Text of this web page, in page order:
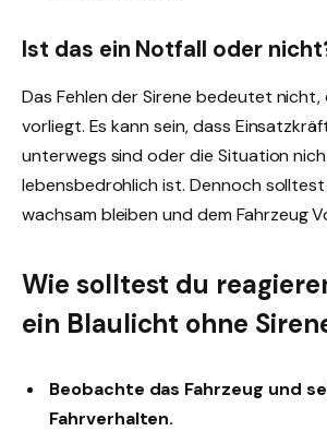
Ist das ein Notfall oder
Das Fehlen der Sirene bedeutet nicht,
vorliegt. Es kann sein, dass
unterwegs sind oder die Situation
lebensbedrohlich ist. Dennoch
wachsam bleiben und dem Fahrzeug
Wie solltest du
ein Blaulicht ohne
Beobachte das Fahrzeug und
Fahrverhalten.